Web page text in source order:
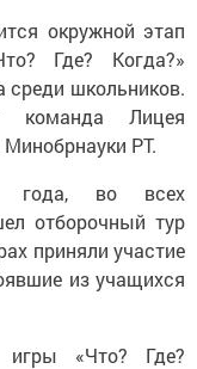
окружной этап
Где? Когда?»
среди школьников.
команда Лицея
РТ.
года, во всех
отборочный тур
приняли участие
из учащихся
игры «Что? Где?